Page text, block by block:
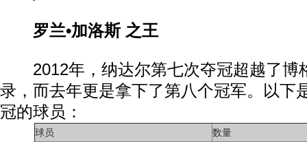
罗兰•加洛斯 之王
2012年，纳达尔第七次夺冠超越了博
录，而去年更是拿下了第八个冠军。以下
冠的球员：
球员
数量